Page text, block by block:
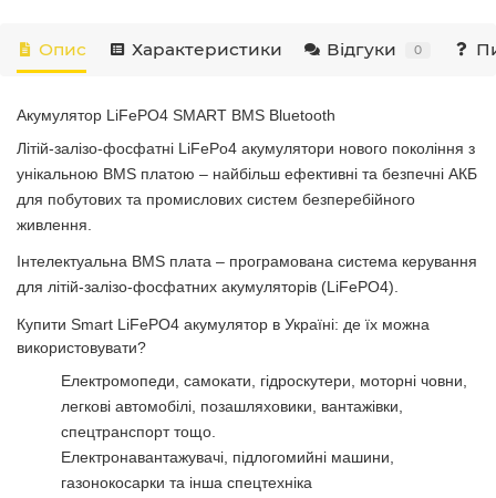
Опис Характеристики Відгуки 0
Акумулятор LiFePO4 SMART BMS Bluetooth
Літій-залізо-фосфатні LiFePo4 акумулятори нового покоління з
унікальною BMS платою – найбільш ефективні та безпечні АКБ
для побутових та промислових систем безперебійного
живлення.
Інтелектуальна BMS плата – програмована система керування
для літій-залізо-фосфатних акумуляторів (LiFePO4).
Купити Smart LiFePO4 акумулятор в Україні: де їх можна
використовувати?
Електромопеди, самокати, гідроскутери, моторні човни,
легкові автомобілі, позашляховики, вантажівки,
спецтранспорт тощо.
Електронавантажувачі, підлогомийні машини,
газонокосарки та інша спецтехніка